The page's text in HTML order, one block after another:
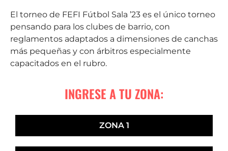
El torneo de FEFI Fútbol Sala ’23 es el único torneo
pensando para los clubes de barrio, con
reglamentos adaptados a dimensiones de canchas
más pequeñas y con árbitros especialmente
capacitados en el rubro.
INGRESE A TU ZONA:
ZONA 1